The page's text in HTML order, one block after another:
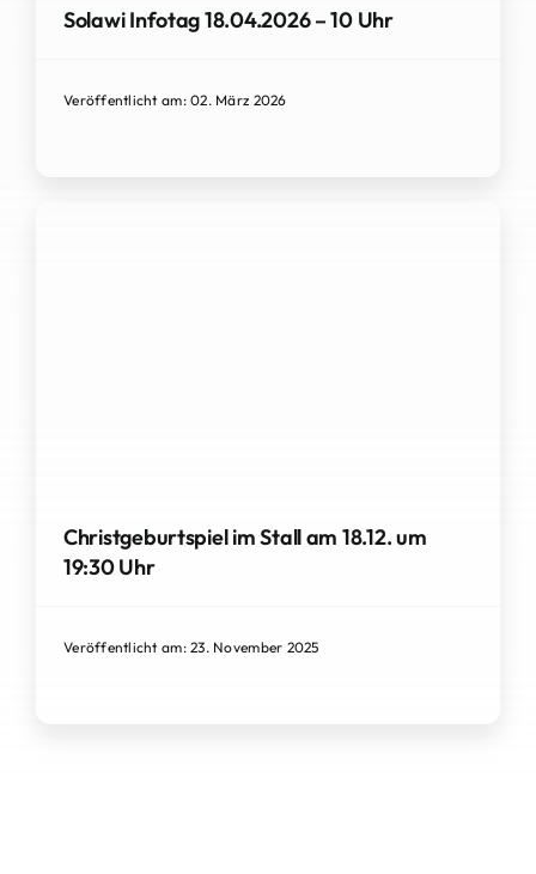
Solawi Infotag 18.04.2026 – 10 Uhr
Veröffentlicht am: 02. März 2026
Christgeburtspiel im Stall am 18.12. um
19:30 Uhr
Veröffentlicht am: 23. November 2025